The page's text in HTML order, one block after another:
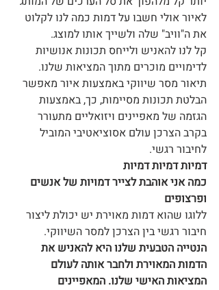
לאיור אולי חשבו על דמות כמה לנו לקלוט
את ה"וויב" שלה ולשייך אותו למוצג.
קל לנו להאניש ולייחס תכונות אנושיות
לדימויים מוכרים מתוך המציאות שלנו.
תיאור מסר שיווקי באמצעות איור מאפשר
הבלטת תכונות מסיימות, כך, באמצעות
הגזמה של מאפיינים ויזואליים מתעורר
בקרב הצרכן עולם אסוציאטיבי המוביל
לחיבור רגשי.
דמיות דמיות דמיות
כמה אני אוהבת לצייר דמויות של אנשים
ופרצופים
ללוגו שהוא דמות מאוירת יש יכולת ליצור
חיבור רגשי בין הצרכן למסר השיווקי.
הנטייה הטבעית שלנו היא להאניש את
הדמות המאוירת ולחבר אותה לעולם
המציאות האישי שלנו. המאפיינים